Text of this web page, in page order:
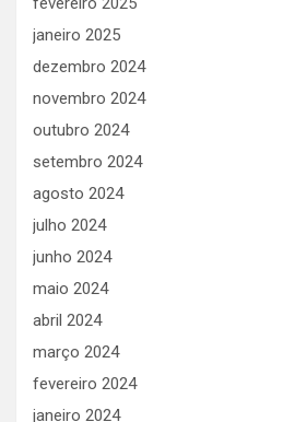
janeiro 2025
dezembro 2024
novembro 2024
outubro 2024
setembro 2024
agosto 2024
julho 2024
junho 2024
maio 2024
abril 2024
março 2024
fevereiro 2024
janeiro 2024